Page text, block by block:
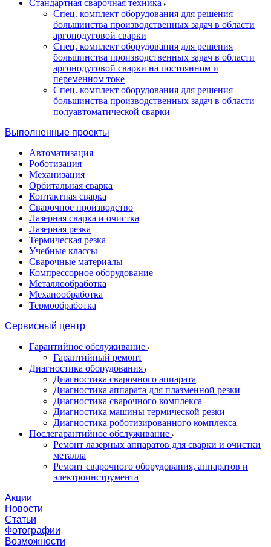
Стандартная сварочная техника
Спец. комплект оборудования для решения
большинства производственных задач в области
аргонодуговой сварки
Спец. комплект оборудования для решения
большинства производственных задач в области
аргонодуговой сварки на постоянном и
переменном токе
Спец. комплект оборудования для решения
большинства производственных задач в области
полуавтоматической сварки
Выполненные проекты
Автоматизация
Роботизация
Механизация
Орбитальная сварка
Контактная сварка
Сварочное производство
Лазерная сварка и очистка
Лазерная резка
Термическая резка
Учебные классы
Сварочные материалы
Компрессорное оборудование
Металлообработка
Механообработка
Термообработка
Сервисный центр
Гарантийное обслуживание
Гарантийный ремонт
Диагностика оборудования
Диагностика сварочного аппарата
Диагностика аппарата для плазменной резки
Диагностика сварочного комплекса
Диагностика машины термической резки
Диагностика роботизированного комплекса
Послегарантийное обслуживание
Ремонт лазерных аппаратов для сварки и очистки
металла
Ремонт сварочного оборудования, аппаратов и
электроинструмента
Акции
Новости
Статьи
Фотографии
Возможности